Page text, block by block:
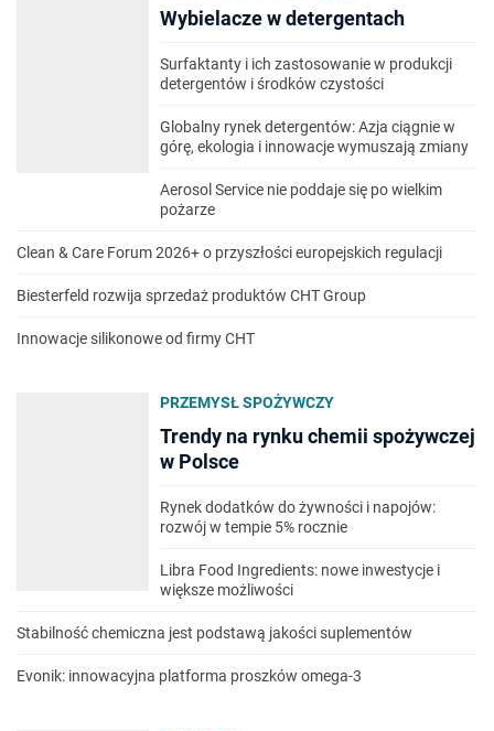
Wybielacze w detergentach
Surfaktanty i ich zastosowanie w produkcji
detergentów i środków czystości
Globalny rynek detergentów: Azja ciągnie w
górę, ekologia i innowacje wymuszają zmiany
Aerosol Service nie poddaje się po wielkim
pożarze
Clean & Care Forum 2026+ o przyszłości europejskich regulacji
Biesterfeld rozwija sprzedaż produktów CHT Group
Innowacje silikonowe od firmy CHT
PRZEMYSŁ SPOŻYWCZY
Trendy na rynku chemii spożywczej
w Polsce
Rynek dodatków do żywności i napojów:
rozwój w tempie 5% rocznie
Libra Food Ingredients: nowe inwestycje i
większe możliwości
Stabilność chemiczna jest podstawą jakości suplementów
Evonik: innowacyjna platforma proszków omega-3